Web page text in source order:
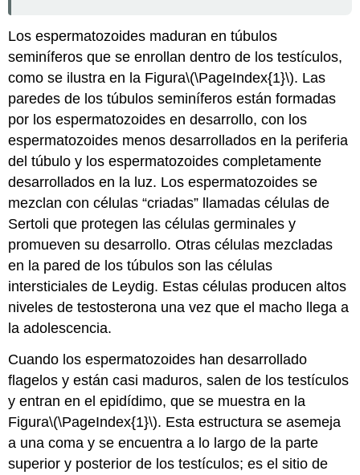
Los espermatozoides maduran entúbulos
seminíferos que se enrollan dentro de los testículos,
como se ilustra en la Figura\(\PageIndex{1}\). Las
paredes de los túbulos seminíferos están formadas
por los espermatozoides en desarrollo, con los
espermatozoides menos desarrollados en la periferia
del túbulo y los espermatozoides completamente
desarrollados en la luz. Los espermatozoides se
mezclan con células “criadas” llamadas células de
Sertoli que protegen las células germinales y
promueven su desarrollo. Otras células mezcladas
en la pared de los túbulos son las células
intersticiales de Leydig. Estas células producen altos
niveles de testosterona una vez que el macho llega a
la adolescencia.
Cuando los espermatozoides han desarrollado
flagelos y están casi maduros, salen de los testículos
y entran en el epidídimo, que se muestra en la
Figura\(\PageIndex{1}\). Esta estructura se asemeja
a una coma y se encuentra a lo largo de la parte
superior y posterior de los testículos; es el sitio de